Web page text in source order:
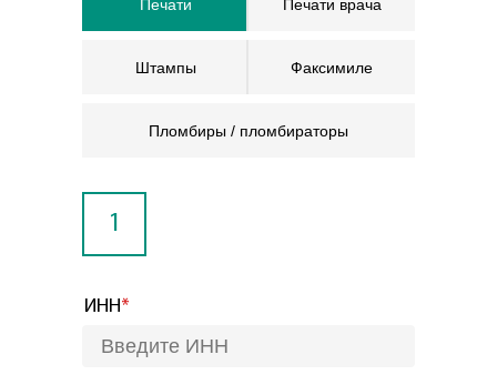
Печати Печати врача
Штампы Факсимиле
Пломбиры / пломбираторы
1
ИНН*